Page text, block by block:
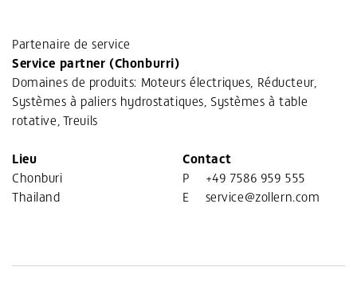
Partenaire de service
Service partner (Chonburri)
Domaines de produits: Moteurs électriques, Réducteur,
Systèmes à paliers hydrostatiques, Systèmes à table
rotative, Treuils
Lieu
Chonburi
Thailand
Contact
P
+49 7586 959 555
E
service@zollern.com